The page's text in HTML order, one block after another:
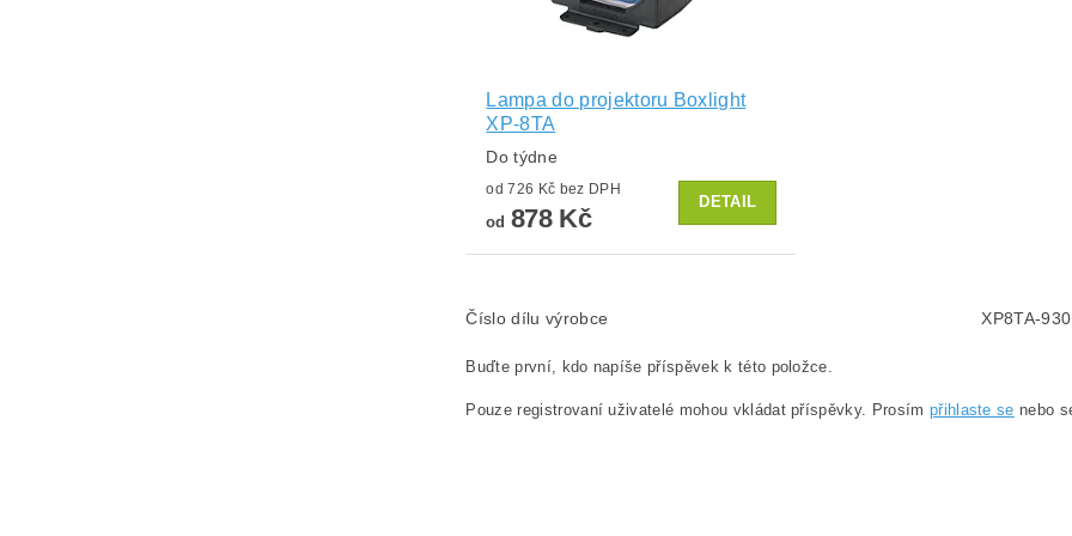
Lampa do projektoru Boxlight
XP-8TA
Do týdne
od 726 Kč bez DPH
od 878 Kč
DETAIL
Číslo dílu výrobce XP8TA-930
Buďte první, kdo napíše příspěvek k této položce.
Pouze registrovaní uživatelé mohou vkládat příspěvky. Prosím přihlaste se nebo